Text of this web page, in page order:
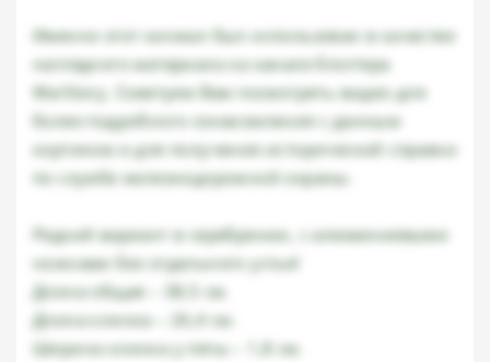
Именно этот кинжал был использован в качестве
наглядного материала на канале блоггера
WarStory. Советуем Вам посмотреть видео для
более подробного ознакомления с данным
кортиком и для получения исторической справки
по службе железнодорожной охраны.
Редкий вариант в серебрении, с алюминиевыми
ножнами без отдельного устья!
Длина общая – 38,5 см.
Длина клинка – 26,4 см.
Ширина клинка у пяты – 1,8 см.